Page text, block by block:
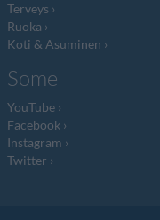
Terveys
Ruoka
Koti & Asuminen
Some
YouTube
Facebook
Instagram
Twitter